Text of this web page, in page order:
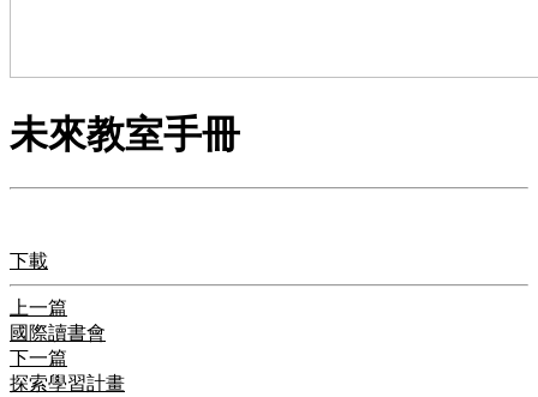
未來教室手冊
下載
上一篇
國際讀書會
下一篇
探索學習計畫